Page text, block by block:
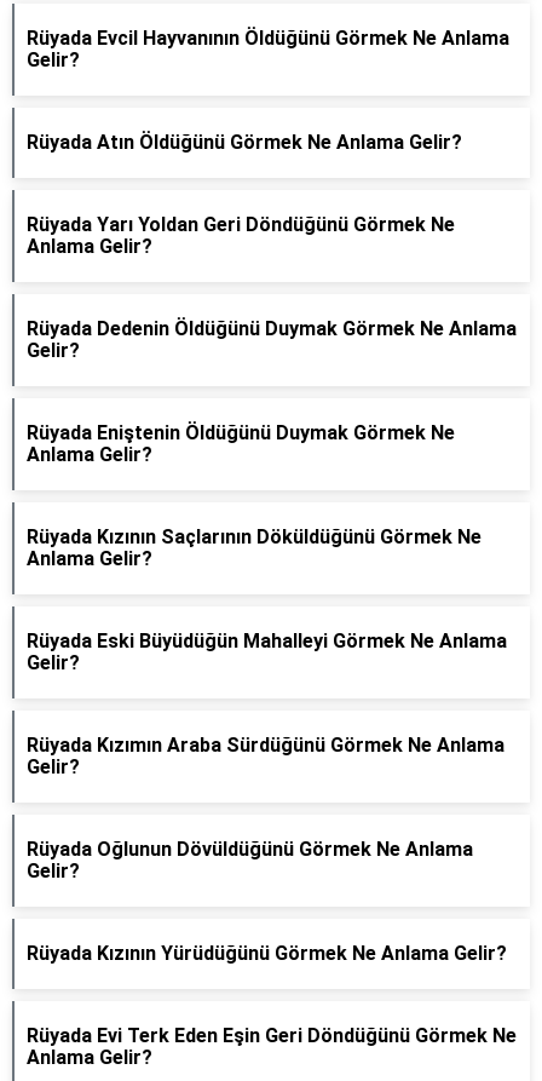
Rüyada Evcil Hayvanının Öldüğünü Görmek Ne Anlama
Gelir?
Rüyada Atın Öldüğünü Görmek Ne Anlama Gelir?
Rüyada Yarı Yoldan Geri Döndüğünü Görmek Ne
Anlama Gelir?
Rüyada Dedenin Öldüğünü Duymak Görmek Ne Anlama
Gelir?
Rüyada Eniştenin Öldüğünü Duymak Görmek Ne
Anlama Gelir?
Rüyada Kızının Saçlarının Döküldüğünü Görmek Ne
Anlama Gelir?
Rüyada Eski Büyüdüğün Mahalleyi Görmek Ne Anlama
Gelir?
Rüyada Kızımın Araba Sürdüğünü Görmek Ne Anlama
Gelir?
Rüyada Oğlunun Dövüldüğünü Görmek Ne Anlama
Gelir?
Rüyada Kızının Yürüdüğünü Görmek Ne Anlama Gelir?
Rüyada Evi Terk Eden Eşin Geri Döndüğünü Görmek Ne
Anlama Gelir?